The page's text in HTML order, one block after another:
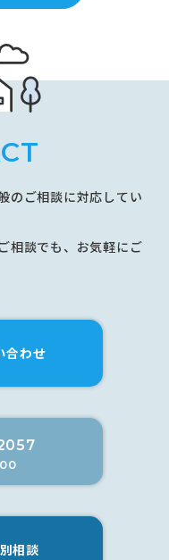
のご相談に対応してい
相談でも、お気軽にご
合わせ
相談